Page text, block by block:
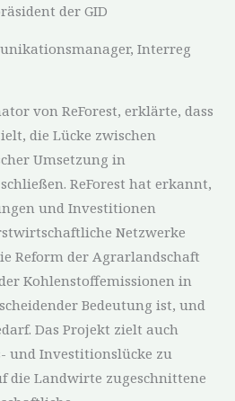
der GID
Interreg
von ReForest, erklärte, dass
die Lücke zwischen
Umsetzung in
ReForest hat erkannt,
und Investitionen
Netzwerke
Reform der Agrarlandschaft
Kohlenstoffemissionen in
Bedeutung ist, und
Das Projekt zielt auch
und Investitionslücke zu
die Landwirte zugeschnittene